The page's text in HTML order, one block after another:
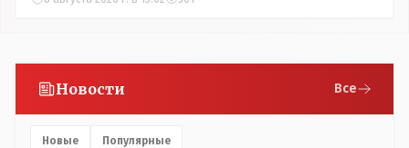
Новости Все
Новые Популярные